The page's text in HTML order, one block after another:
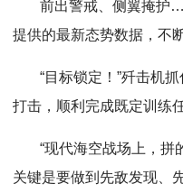
前出警戒、侧翼掩护
提供的最新态势数据，不
“目标锁定！”歼击机
打击，顺利完成既定训练
“现代海空战场上，拼
关键是要做到先敌发现、